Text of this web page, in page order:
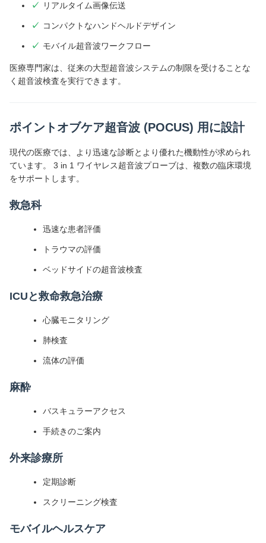
リアルタイム画像伝送
コンパクトなハンドヘルドデザイン
モバイル超音波ワークフロー
医療専門家は、従来の大型超音波システムの制限を受けることな
く超音波検査を実行できます。
ポイントオブケア超音波 (POCUS) 用に設計
現代の医療では、より迅速な診断とより優れた機動性が求められ
ています。 3 in 1 ワイヤレス超音波プローブは、複数の臨床環境
をサポートします。
救急科
迅速な患者評価
トラウマの評価
ベッドサイドの超音波検査
ICUと救命救急治療
心臓モニタリング
肺検査
流体の評価
麻酔
バスキュラーアクセス
手続きのご案内
外来診療所
定期診断
スクリーニング検査
モバイルヘルスケア